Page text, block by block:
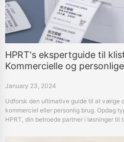
HPRT's ekspertguide til
Kommercielle og
January 23, 2024
Udforsk den ultimative guide til at vælge
kommerciel eller personlig brug. Opdag
HPRT, din betroede partner i løsninger